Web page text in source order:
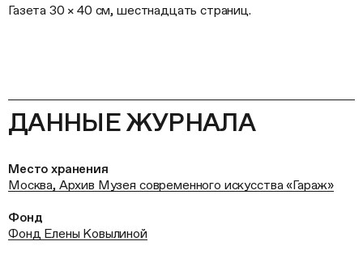
Газета 30 × 40 см, шестнадцать страниц.
ДАННЫЕ ЖУРНАЛА
Место хранения
Москва, Архив Музея современного искусства «Гараж»
Фонд
Фонд Елены Ковылиной